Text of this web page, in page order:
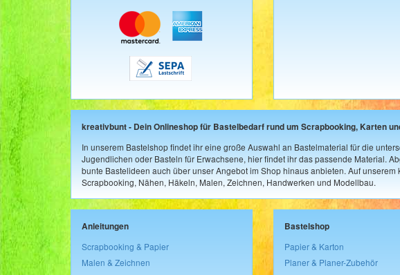
kreativbunt - Dein Onlineshop für Bastelbedarf rund um Scrapbooking, Karten
In unserem Bastelshop findet ihr eine große Auswahl an Bastelmaterial für die
Jugendlichen oder Basteln für Erwachsene, hier findet ihr das passende Material.
bunte Bastelideen auch über unser Angebot im Shop hinaus anbieten. Auf
Scrapbooking, Nähen, Häkeln, Malen, Zeichnen, Handwerken und Modellbau.
Anleitungen
Scrapbooking & Papier
Malen & Zeichnen
Bastelshop
Papier & Karton
Planer & Planer-Zubehör